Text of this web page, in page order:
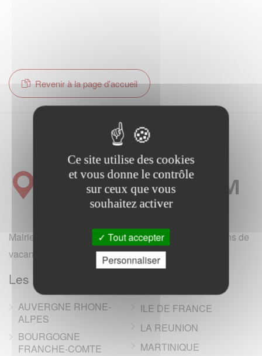
Revenir à la page d'accueil
Mairie et office de tourisme de France (hotels, locations de
vacances, campings, annonces immobilieres).
Les regions de France
AUVERGNE RHONE-
ALPES
BOURGOGNE
FRANCHE-COMTE
ILE DE FRANCE
LA REUNION
MARTINIQUE
Ce site utilise des cookies
et vous donne le contrôle
sur ceux que vous
souhaitez activer
Tout accepter
Personnaliser